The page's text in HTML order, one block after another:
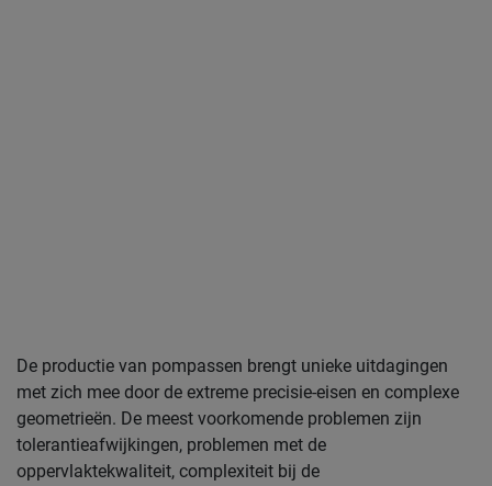
De productie van pompassen brengt unieke uitdagingen
met zich mee door de extreme precisie-eisen en complexe
geometrieën. De meest voorkomende problemen zijn
tolerantieafwijkingen, problemen met de
oppervlaktekwaliteit, complexiteit bij de